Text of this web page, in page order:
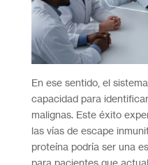
En ese sentido, el
capacidad para
malignas. Este éxito
las vías de escape
proteína podría ser una
para pacientes que